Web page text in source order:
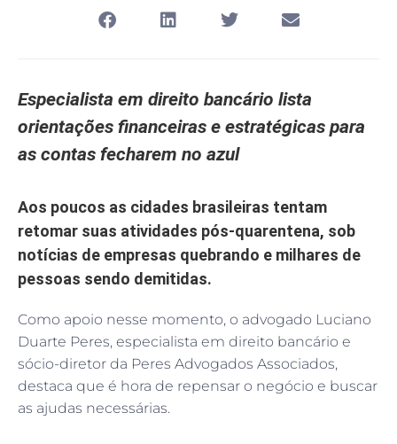
Especialista em direito bancário lista
orientações financeiras e estratégicas para
as contas fecharem no azul
Aos poucos as cidades brasileiras tentam
retomar suas atividades pós-quarentena, sob
notícias de empresas quebrando e milhares de
pessoas sendo demitidas.
Como apoio nesse momento, o advogado Luciano
Duarte Peres, especialista em direito bancário e
sócio-diretor da Peres Advogados Associados,
destaca que é hora de repensar o negócio e buscar
as ajudas necessárias.